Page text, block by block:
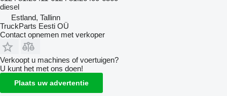
diesel
Estland, Tallinn
TruckParts Eesti OÜ
Contact opnemen met verkoper
Verkoopt u machines of voertuigen?
U kunt het met ons doen!
Plaats uw advertentie